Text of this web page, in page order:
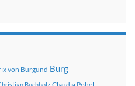
von Burgund Burg